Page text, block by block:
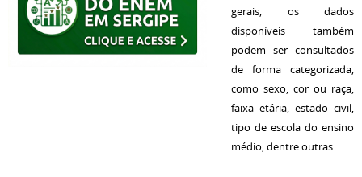
gerais, os dados
disponíveis também
podem ser consultados
de forma categorizada,
como sexo, cor ou raça,
faixa etária, estado civil,
tipo de escola do ensino
médio, dentre outras.